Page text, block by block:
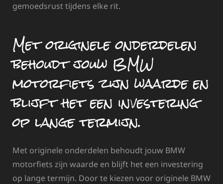
gemoedsrust tijdens elke rit.
Met originele onderdelen
behoudt jouw BMW
motorfiets zijn waarde en
blijft het een investering
op lange termijn.
Met originele onderdelen behoudt jouw BMW
motorfiets zijn waarde en blijft het een investering
op lange termijn. Door te kiezen voor originele BMW